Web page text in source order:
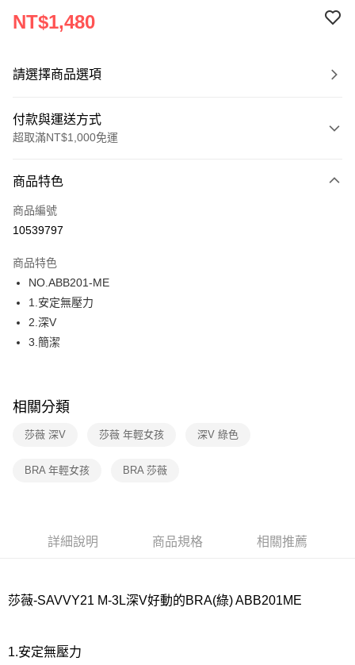
NT$1,480
請選擇商品選項
付款與運送方式
超取滿NT$1,000免運
信用卡一次付款
超商取貨付款
街口支付
ATM付款
運送方式
7-11取貨付款
每筆NT$80，滿NT$1,000(含以上)免運費
每筆NT$80，滿NT$1,000(含以上)免運費
每筆NT$220
商品特色
商品編號
10539797
商品特色
NO.ABB201-ME
1.安定無壓力
2.深V
3.簡潔
相關分類
莎薇 深V 莎薇 年輕女孩 深V 綠色
BRA 年輕女孩 BRA 莎薇
詳細說明 商品規格 相關推薦
莎薇-SAVVY21 M-3L深V好動的BRA(綠) ABB201ME
1.安定無壓力